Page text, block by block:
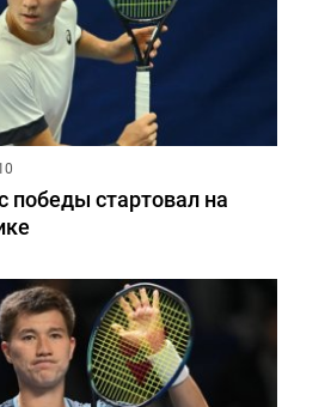
победы стартовал на